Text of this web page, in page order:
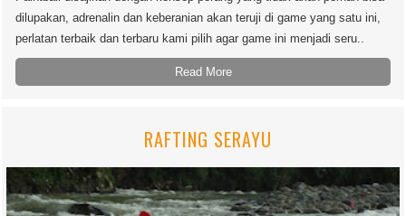
dilupakan, adrenalin dan keberanian akan teruji di game yang satu ini,
perlatan terbaik dan terbaru kami pilih agar game ini menjadi seru..
Read More
RAFTING SERAYU